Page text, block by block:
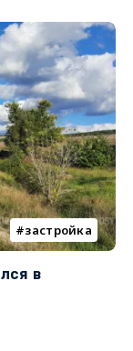
застройка
в